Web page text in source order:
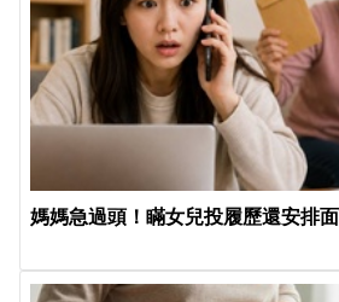
媽媽急過頭！瞞女兒投履歷還安排